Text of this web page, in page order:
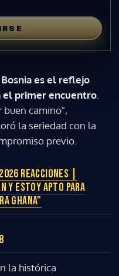
es el reflejo
el primer encuentro.
buen camino",
la seriedad con la
previo.
REACCIONES |
Y ESTOY APTO PARA
GHANA"
la histórica